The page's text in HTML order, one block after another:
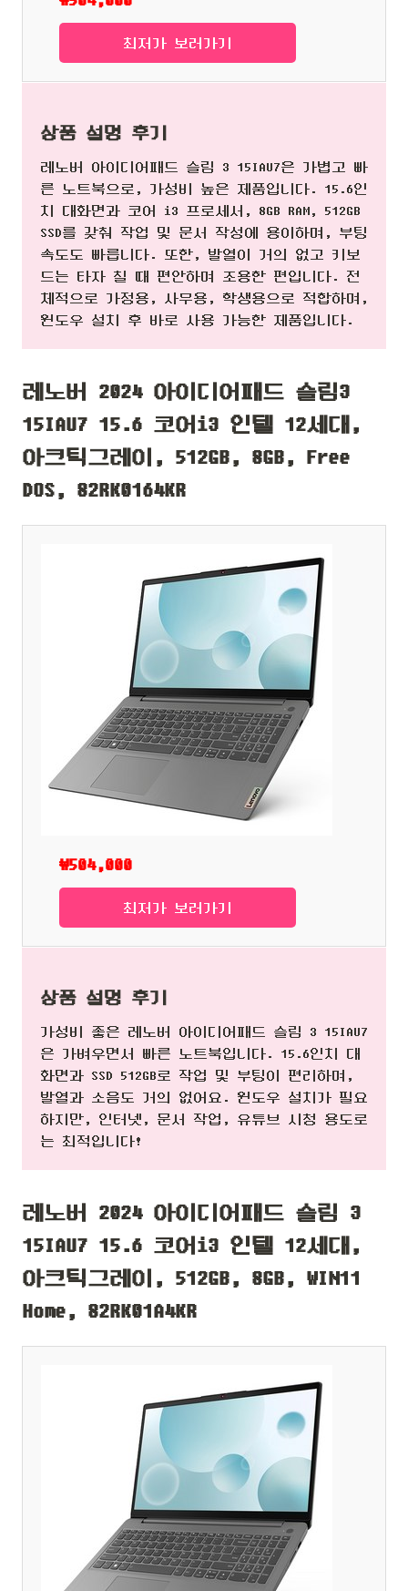
최저가 보러가기
상품 설명 후기
레노버 아이디어패드 슬림 3 15IAU7은 가볍고 빠
른 노트북으로, 가성비 높은 제품입니다. 15.6인
치 대화면과 코어 i3 프로세서, 8GB RAM, 512GB
SSD를 갖춰 작업 및 문서 작성에 용이하며, 부팅
속도도 빠릅니다. 또한, 발열이 거의 없고 키보
드는 타자 칠 때 편안하며 조용한 편입니다. 전
체적으로 가정용, 사무용, 학생용으로 적합하며,
윈도우 설치 후 바로 사용 가능한 제품입니다.
레노버 2024 아이디어패드 슬림3
15IAU7 15.6 코어i3 인텔 12세대,
아크틱그레이, 512GB, 8GB, Free
DOS, 82RK0164KR
₩504,000
최저가 보러가기
상품 설명 후기
가성비 좋은 레노버 아이디어패드 슬림 3 15IAU7
은 가벼우면서 빠른 노트북입니다. 15.6인치 대
화면과 SSD 512GB로 작업 및 부팅이 편리하며,
발열과 소음도 거의 없어요. 윈도우 설치가 필요
하지만, 인터넷, 문서 작업, 유튜브 시청 용도로
는 최적입니다!
레노버 2024 아이디어패드 슬림 3
15IAU7 15.6 코어i3 인텔 12세대,
아크틱그레이, 512GB, 8GB, WIN11
Home, 82RK01A4KR